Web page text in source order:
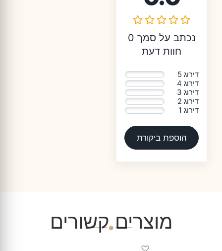
נכתב על סמך 0
חוות דעת
דירוג 5
דירוג 4
דירוג 3
דירוג 2
דירוג 1
הוספת ביקורת
מוצרים קשורים